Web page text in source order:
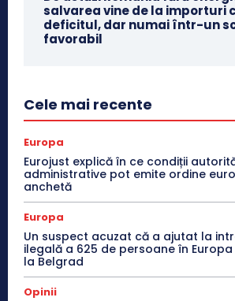
salvarea vine de la importuri
deficitul, dar numai într-un
favorabil
Cele mai recente
Europa
Eurojust explică în ce condiții
administrative pot emite ordine
anchetă
Europa
Un suspect acuzat că a ajutat la
ilegală a 625 de persoane în
la Belgrad
Opinii